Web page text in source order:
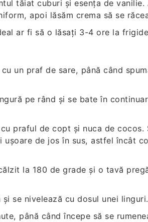
tăiat cuburi şi esenţa de vanilie.
apoi lăsăm crema să se
ar fi să o lăsaţi 3-4 ore la
un praf de sare, până când
pe rând şi se bate în
praful de copt şi nuca de cocos.
uşoare de jos în sus, astfel încât
la 180 de grade şi o tavă
se nivelează cu dosul unei linguri.
până când începe să se